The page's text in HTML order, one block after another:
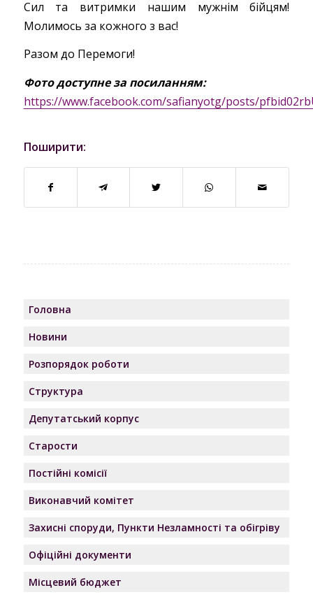
Сил та витримки нашим мужнім бійцям!
Молимось за кожного з вас!
Разом до Перемоги!
Фото доступне за посиланням:
https://www.facebook.com/safianyotg/posts/
Поширити:
Головна
Новини
Розпорядок роботи
Структура
Депутатський корпус
Старости
Постійні комісії
Виконавчий комітет
Захисні споруди, Пункти Незламності та обігріву
Офіційні документи
Місцевий бюджет